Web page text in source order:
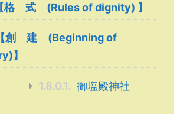
格 式 (Rules of dignity) 】
創 建 (Beginning of
】
1.8.0.1. 御塩殿神社